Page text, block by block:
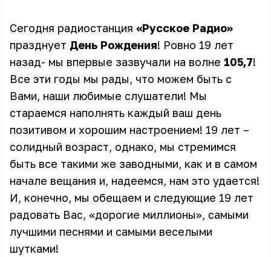
Сегодня радиостанция «Русское Радио»
празднует День Рождения! Ровно 19 лет
назад- мы впервые зазвучали на волне 105,7!
Все эти годы мы рады, что можем быть с
Вами, наши любимые слушатели! Мы
стараемся наполнять каждый ваш день
позитивом и хорошим настроением! 19 лет –
солидный возраст, однако, мы стремимся
быть все такими же заводными, как и в самом
начале вещания и, надеемся, нам это удается!
И, конечно, мы обещаем и следующие 19 лет
радовать Вас, «дорогие миллионы», самыми
лучшими песнями и самыми веселыми
шутками!